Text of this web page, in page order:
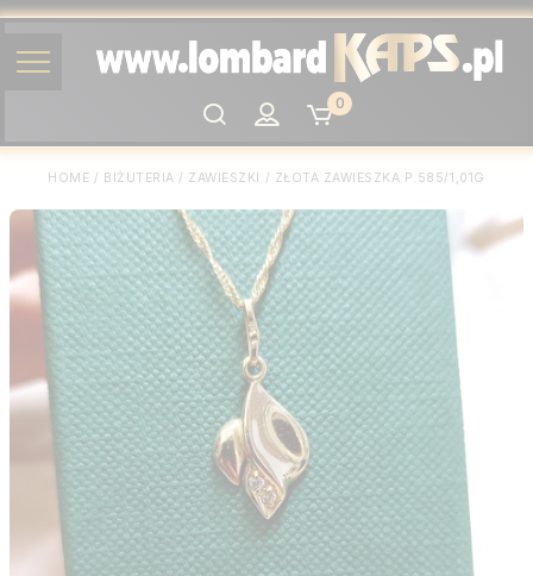
Szukaj
0
HOME / BIŻUTERIA / ZAWIESZKI / ZŁOTA ZAWIESZKA P.585/1,01G